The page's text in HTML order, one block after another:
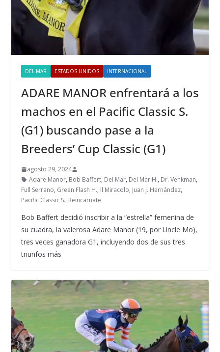
DEL MAR ESTADOS UNIDOS INTERNACIONAL
ADARE MANOR enfrentará a los
machos en el Pacific Classic S.
(G1) buscando pase a la
Breeders’ Cup Classic (G1)
agosto 29, 2024
Adare Manor, Bob Baffert, Del Mar, Del Mar H., Dr. Venkman,
Full Serrano, Green Flash H., Il Miracolo, Juan J. Hernández,
Pacific Classic S., Reincarnate
Bob Baffert decidió inscribir a la “estrella” femenina de
su cuadra, la valerosa Adare Manor (19, por Uncle Mo),
tres veces ganadora G1, incluyendo dos de sus tres
triunfos más